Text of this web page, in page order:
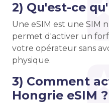
2) Qu'est-ce
Une eSIM est une SIM
permet d'activer un
votre opérateur sans
physique.
3) Comment
Hongrie eSIM ?